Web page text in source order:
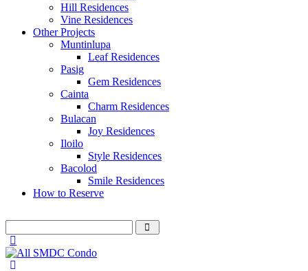
Hill Residences
Vine Residences
Other Projects
Muntinlupa
Leaf Residences
Pasig
Gem Residences
Cainta
Charm Residences
Bulacan
Joy Residences
Iloilo
Style Residences
Bacolod
Smile Residences
How to Reserve